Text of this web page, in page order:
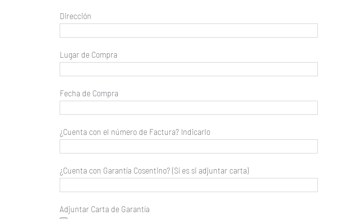
Dirección
Lugar de Compra
Fecha de Compra
¿Cuenta con el número de Factura? Indicarlo
¿Cuenta con Garantía Cosentino? (Sí es si adjuntar carta)
Adjuntar Carta de Garantía